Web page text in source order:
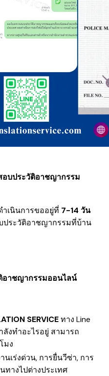
อบประวัติอาชญากรรม
ำเนินการขออยู่ที่ 7-14 วัน
ประวัติอาชญากรรมที่บ้าน
อาชญากรรมออนไลน์
SERVICEทาง Line
ลังทำอะไรอยู่ สามารถ
มง
นเร่งด่วน, การยื่นวีซ่า, การ
ทางไปต่างประเทศ